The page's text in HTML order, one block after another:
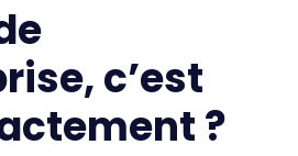
c’est
?